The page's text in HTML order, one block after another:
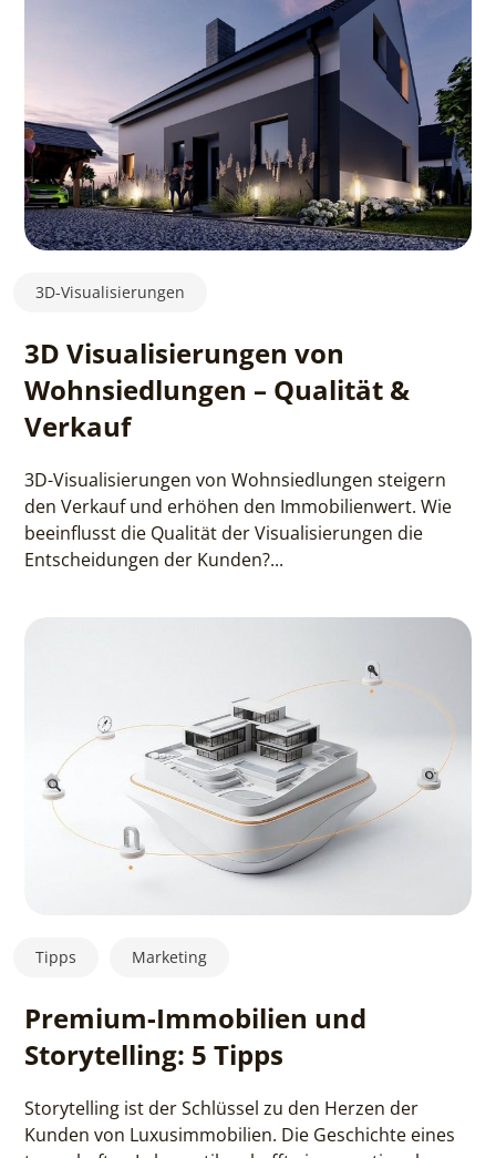
3D-Visualisierungen
3D Visualisierungen von
Wohnsiedlungen – Qualität &
Verkauf
3D-Visualisierungen von Wohnsiedlungen steigern
den Verkauf und erhöhen den Immobilienwert. Wie
beeinflusst die Qualität der Visualisierungen die
Entscheidungen der Kunden?...
Tipps Marketing
Premium-Immobilien und
Storytelling: 5 Tipps
Storytelling ist der Schlüssel zu den Herzen der
Kunden von Luxusimmobilien. Die Geschichte eines